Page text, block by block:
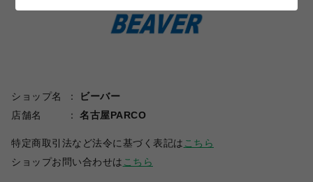
ショップ名
ビーバー
店舗名
名古屋PARCO
特定商取引法など法令に基づく表記は こちら
ショップお問い合わせは こちら